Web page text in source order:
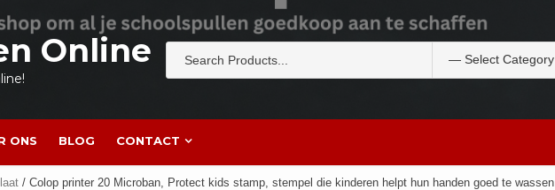
Online
ONS BLOG CONTACT
/ Colop printer 20 Microban, Protect kids stamp, stempel die kinderen helpt hun handen goed te wassen